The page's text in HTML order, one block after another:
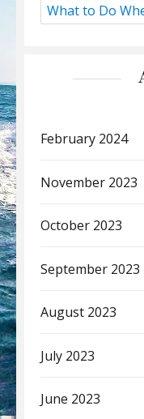
What to Do
February 2024
November 2023
October 2023
September 2023
August 2023
July 2023
June 2023